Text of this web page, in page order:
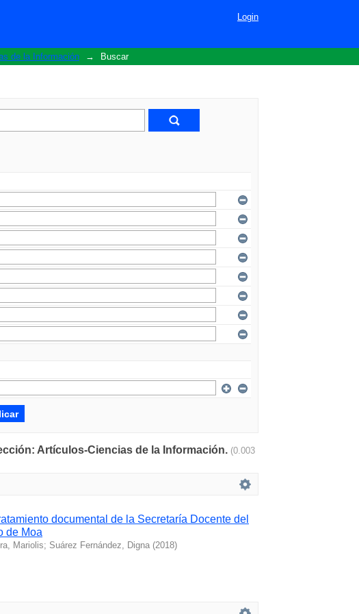
Login
de la Información → Buscar
Artículos-Ciencias de la Información. (0.003
documental de la Secretaría Docente del
de Moa
Mariolis; Suárez Fernández, Digna (2018)